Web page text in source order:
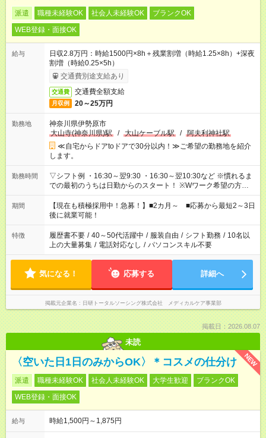
派遣 職種未経験OK 社会人未経験OK
ブランクOK
WEB登録・面接OK
給与
日収2.8万円：時給1500円×8h＋残業割増（時給1.25×8h）+深夜
割増（時給0.25×5h）
交通費別途支給あり
交通費 交通費全額支給
月収例 20～25万円
勤務地
神奈川県伊勢原市
大山寺(神奈川県)駅
/ 大山ケーブル駅 / 阿夫利神社駅
≪自宅からドアtoドアで30分以内！≫ご希望の勤務地を紹介
します。
勤務時間
▽シフト例 ・16:30～翌9:30 ・16:30～翌10:30など ※慣れるま
での最初のうちは日勤からのスタート！ ※Wワーク希望の方へ
今ご覧のお仕事で希望する勤務時間と、もう1つのお仕事の勤務
時間。 合計で週40時間を超える場合は応募できません。
期間
【現在も積極採用中！急募！】■2カ月～ ■応募から最短2～3日
後に就業可能！
特徴 履歴書不要 / 40～50代活躍中 / 服装自由 / シフト勤務 / 10名以
上の大量募集 / 電話対応なし / パソコンスキル不要
気になる！ 応募する 詳細へ
掲載元企業名 日研トータルソーシング株式会社 メディカルケア事業部
掲載日：2026.08.07
未読
NEW
〈空いた日1日のみからOK〉＊コスメの仕分け
派遣 職種未経験OK 社会人未経験OK 大学生歓迎
ブランクOK
WEB登録・面接OK
給与 時給1,500円～1,875円